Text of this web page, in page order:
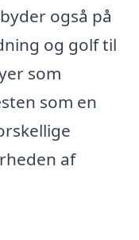
også på
og golf til
som
som en
af